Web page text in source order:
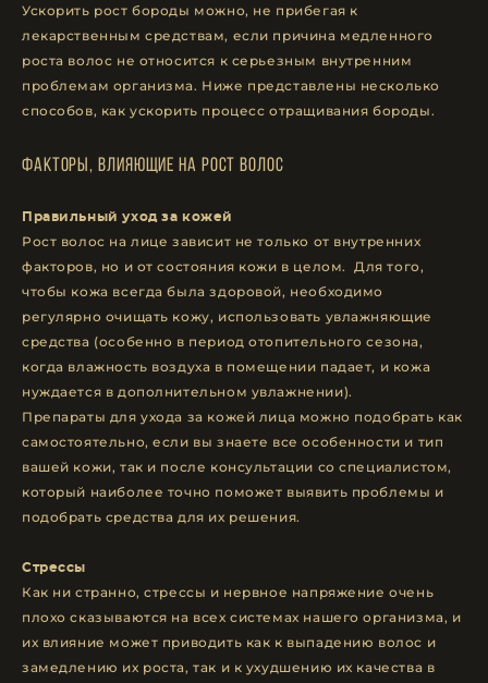
Ускорить рост бороды можно, не прибегая к
лекарственным средствам, если причина медленного
роста волос не относится к серьезным внутренним
проблемам организма. Ниже представлены несколько
способов, как ускорить процесс отращивания бороды.
Факторы, влияющие на рост волос
Правильный уход за кожей
Рост волос на лице зависит не только от внутренних
факторов, но и от состояния кожи в целом. Для того,
чтобы кожа всегда была здоровой, необходимо
регулярно очищать кожу, использовать увлажняющие
средства (особенно в период отопительного сезона,
когда влажность воздуха в помещении падает, и кожа
нуждается в дополнительном увлажнении).
Препараты для ухода за кожей лица можно подобрать как
самостоятельно, если вы знаете все особенности и тип
вашей кожи, так и после консультации со специалистом,
который наиболее точно поможет выявить проблемы и
подобрать средства для их решения.
Стрессы
Как ни странно, стрессы и нервное напряжение очень
плохо сказываются на всех системах нашего организма, и
их влияние может приводить как к выпадению волос и
замедлению их роста, так и к ухудшению их качества в